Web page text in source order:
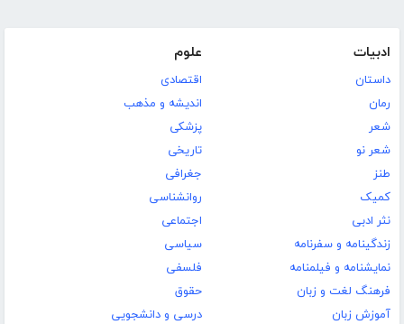
ادبیات
داستان
رمان
شعر
شعر نو
طنز
کمیک
نثر ادبی
زندگینامه و سفرنامه
نمایشنامه و فیلمنامه
فرهنگ لغت و زبان
آموزش زبان
علوم
اقتصادی
اندیشه و مذهب
پزشکی
تاریخی
جغرافی
روانشناسی
اجتماعی
سیاسی
فلسفی
حقوق
درسی و دانشجویی